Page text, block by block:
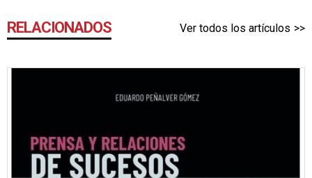
RELACIONADOS Ver todos los artículos